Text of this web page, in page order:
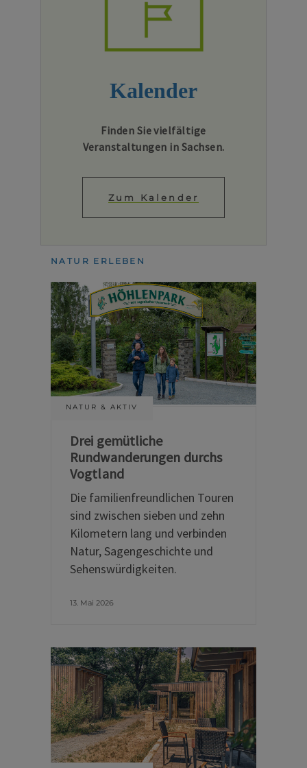
Kalender
Finden Sie vielfältige
Veranstaltungen in Sachsen.
Zum Kalender
NATUR ERLEBEN
NATUR & AKTIV
Drei gemütliche
Rundwanderungen durchs
Vogtland
Die familienfreundlichen Touren
sind zwischen sieben und zehn
Kilometern lang und verbinden
Natur, Sagengeschichte und
Sehenswürdigkeiten.
13. Mai 2026